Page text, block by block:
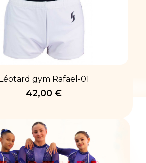
Léotard gym Rafael-01
42,00 €